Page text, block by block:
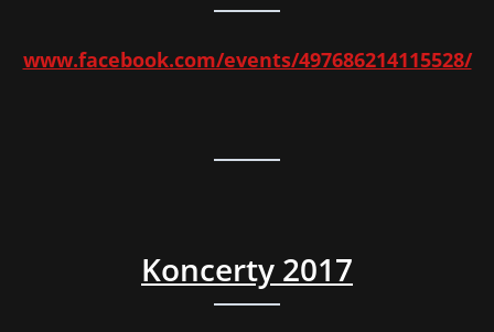
www.facebook.com/events/497686214115528/
Koncerty 2017